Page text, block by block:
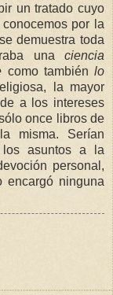
un tratado cuyo
por la
demuestra toda
una ciencia
como también lo
la mayor
a los intereses
once libros de
misma. Serían
los asuntos a la
personal,
encargó ninguna